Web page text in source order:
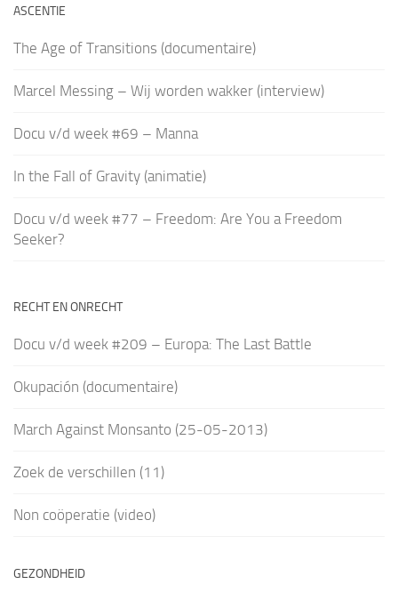
ASCENTIE
The Age of Transitions (documentaire)
Marcel Messing – Wij worden wakker (interview)
Docu v/d week #69 – Manna
In the Fall of Gravity (animatie)
Docu v/d week #77 – Freedom: Are You a Freedom
Seeker?
RECHT EN ONRECHT
Docu v/d week #209 – Europa: The Last Battle
Okupación (documentaire)
March Against Monsanto (25-05-2013)
Zoek de verschillen (11)
Non coöperatie (video)
GEZONDHEID